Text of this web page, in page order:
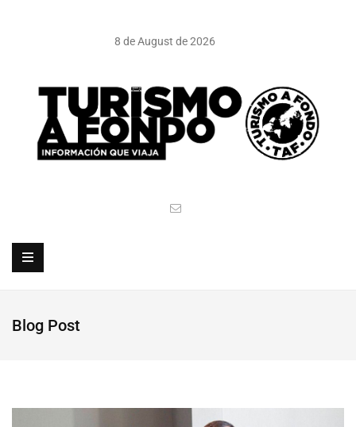
8 de August de 2026
Blog Post